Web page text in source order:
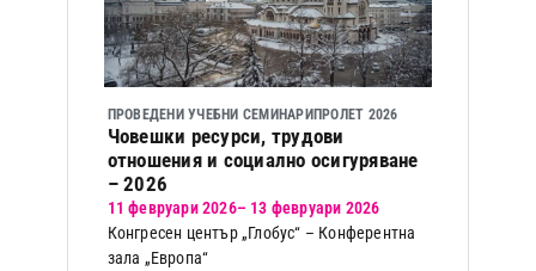
ПРОВЕДЕНИ УЧЕБНИ СЕМИНАРИПРОЛЕТ 2026
Човешки ресурси, трудови
отношения и социално осигуряване
– 2026
11 февруари 2026– 13 февруари 2026
Конгресен център „Глобус“ – Конферентна
зала „Европа“